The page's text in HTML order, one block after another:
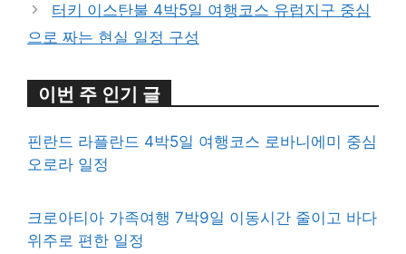
터키 이스탄불 4박5일 여행코스 유럽지구 중심
으로 짜는 현실 일정 구성
이번 주 인기 글
핀란드 라플란드 4박5일 여행코스 로바니에미 중심
오로라 일정
크로아티아 가족여행 7박9일 이동시간 줄이고 바다
위주로 편한 일정